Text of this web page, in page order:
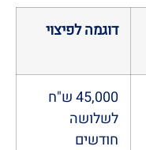
דוגמה לפיצוי
45,000 ש"ח
לשלושה
חודשים